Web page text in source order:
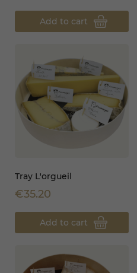
Add to cart
Tray L'orgueil
€35.20
Add to cart